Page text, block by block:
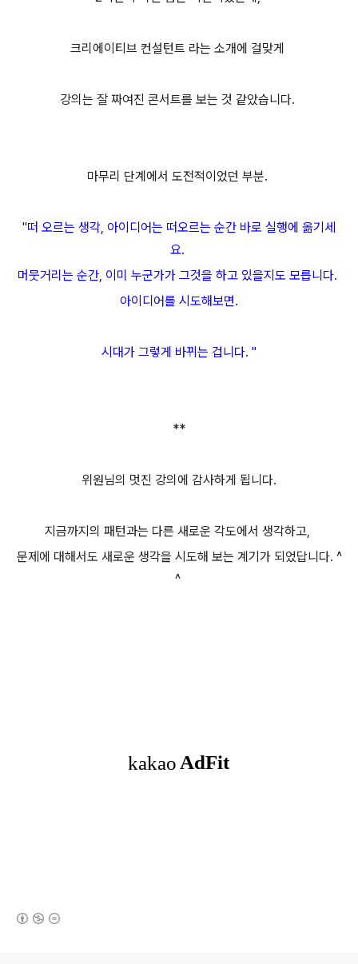
크리에이티브 컨설턴트 라는 소개에 걸맞게
강의는 잘 짜여진 콘서트를 보는 것 같았습니다.
마무리 단계에서 도전적이었던 부분.
"떠 오르는 생각, 아이디어는 떠오르는 순간 바로 실행에 옮기세
요.
머뭇거리는 순간, 이미 누군가가 그것을 하고 있을지도 모릅니다.
아이디어를 시도해보면.
시대가 그렇게 바뀌는 겁니다. "
**
위원님의 멋진 강의에 감사하게 됩니다.
지금까지의 패턴과는 다른 새로운 각도에서 생각하고,
문제에 대해서도 새로운 생각을 시도해 보는 계기가 되었답니다. ^
^